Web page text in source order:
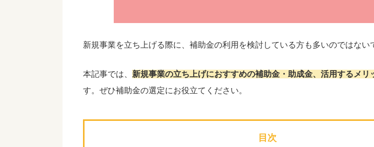
新規事業を立ち上げる際に、補助金の利用を検討している方も多いのではない
本記事では、 新規事業の立ち上げにおすすめの補助金・助成金、活用するメリ
す。ぜひ補助金の選定にお役立てください。
目次